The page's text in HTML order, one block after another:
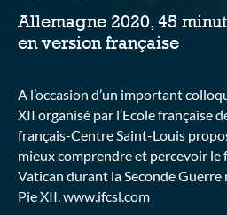
Allemagne 2020, 45
en version française
A l’occasion d’un important
XII organisé par l’Ecole française
français-Centre Saint-Louis
mieux comprendre et percevoir
Vatican durant la Seconde Guerre
Pie XII.www.ifcsl.com